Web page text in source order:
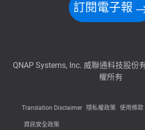
訂閱電子報
QNAP Systems, Inc. 威聯通科技股份
權所有
Translation Disclaimer 隱私權政策 使用條款
資訊安全政策